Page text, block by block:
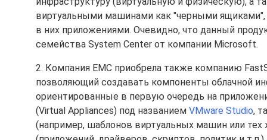
виртуальными машинами как "черными
в них приложениями. Очевидно, что данный
семейства System Center от компании Microsoft.
2. Компания EMC приобрела также компанию
позволяющий создавать компоненты облачной
ориентированные в первую очередь на
(Virtual Appliances) под названием VMware Studio,
(например, шаблонов виртуальных машин или